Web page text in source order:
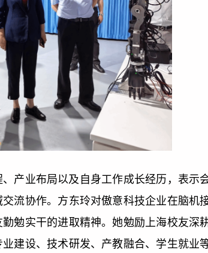
产业布局以及自身工作成长经历，表示
流协作。方东玲对傲意科技企业在脑机
勉实干的进取精神。她勉励上海校友深
建设、技术研发、产教融合、学生就业